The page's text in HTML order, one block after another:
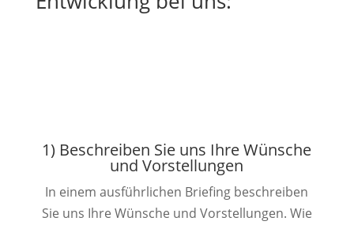
1) Beschreiben Sie uns Ihre Wünsche
und Vorstellungen
In einem ausführlichen Briefing beschreiben
Sie uns Ihre Wünsche und Vorstellungen. Wie